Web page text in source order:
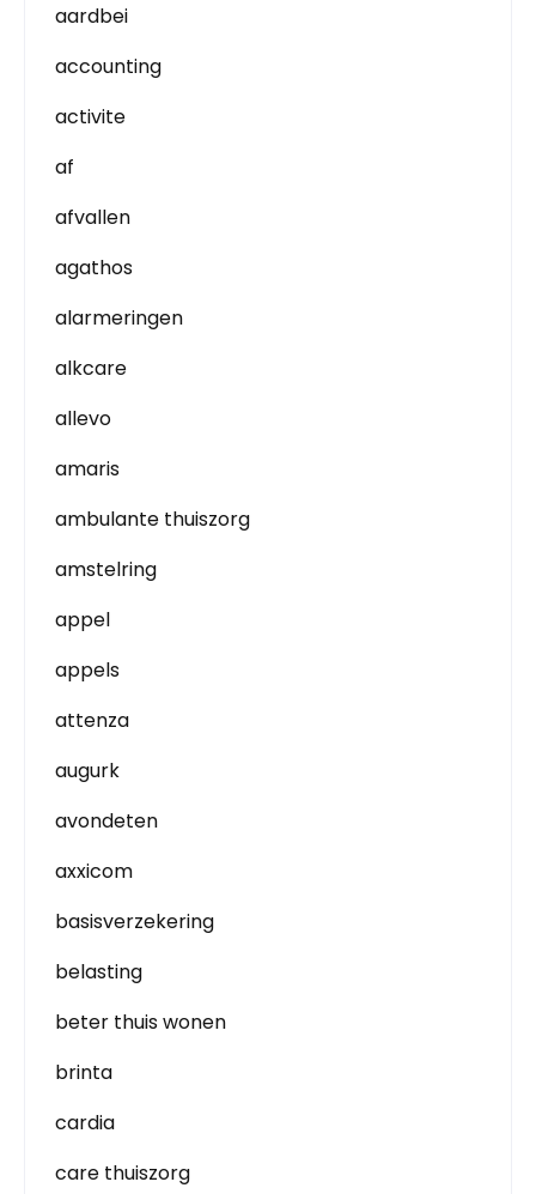
aardbei
accounting
activite
af
afvallen
agathos
alarmeringen
alkcare
allevo
amaris
ambulante thuiszorg
amstelring
appel
appels
attenza
augurk
avondeten
axxicom
basisverzekering
belasting
beter thuis wonen
brinta
cardia
care thuiszorg